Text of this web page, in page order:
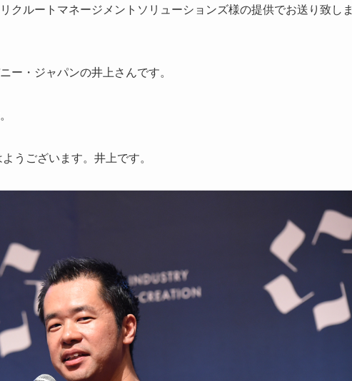
クルートマネージメントソリューションズ様の提供でお送り致しま
ー・ジャパンの井上さんです。
うございます。井上です。